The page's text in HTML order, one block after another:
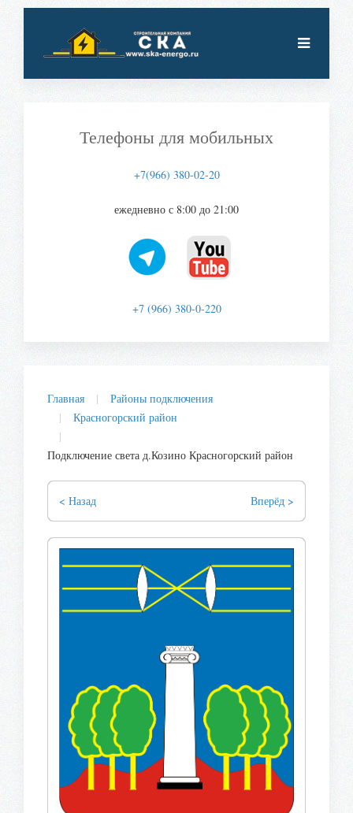
Телефоны для мобильных
+7(966) 380-02-20
ежедневно с 8:00 до 21:00
+7 (966) 380-0-220
Главная
Районы подключения
Красногорский район
Подключение света д.Козино Красногорский район
< Назад Вперёд >